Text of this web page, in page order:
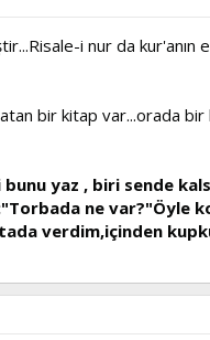
i nur da
bir kitap var...orada
yaz , biri sende
ne
verdim,içinden